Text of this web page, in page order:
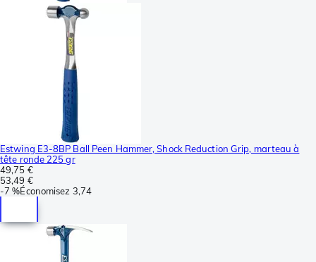
Estwing E3-8BP Ball Peen Hammer, Shock Reduction Grip, marteau à
tête ronde 225 gr
49,75 €
53,49 €
-7 %Économisez 3,74